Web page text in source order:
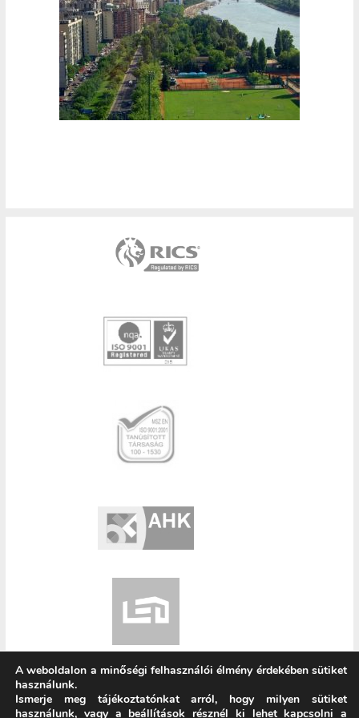
© 2021 www.rm.hu
Jogi nyilatkozat
Adatkezelési tájékoztató
A weboldalon a minőségi felhasználói élmény érdekében sütiket
használunk.
Ismerje meg tájékoztatónkat arról, hogy milyen sütiket
használunk, vagy a beállítások résznél ki lehet kapcsolni a